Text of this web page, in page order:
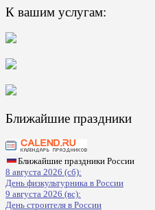
К вашим услугам:
Ближайшие праздники
Ближайшие праздники России
8 августа 2026 (сб):
День физкультурника в России
9 августа 2026 (вс):
День строителя в России